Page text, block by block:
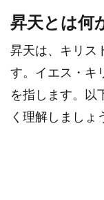
昇天とは何
昇天は、キリス
す。イエス・キ
を指します。以
く理解しましょ